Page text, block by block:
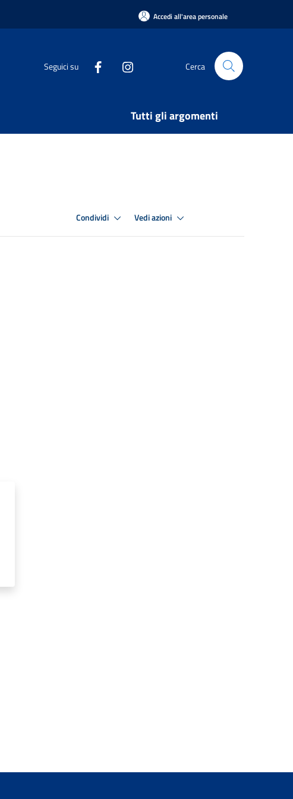
Accedi all'area personale
Seguici su Cerca
Tutti gli argomenti
Condividi Vedi azioni